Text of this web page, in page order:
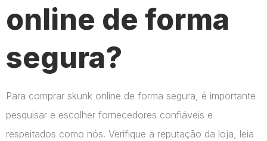
online de forma
segura?
Para comprar skunk online de forma segura, é importante
pesquisar e escolher fornecedores confiáveis e
respeitados como nós. Verifique a reputação da loja, leia